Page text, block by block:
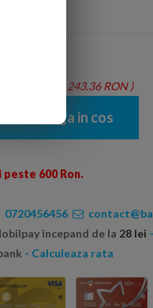
mp - Total: 243.36 RON )
Adauga in cos
600 Ron.
0720456456
incepand de la 28 lei
- Calculeaza rata